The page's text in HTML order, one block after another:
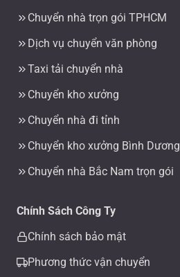
Chuyển nhà trọn gói TPHCM
Dịch vụ chuyển văn phòng
Taxi tải chuyển nhà
Chuyển kho xưởng
Chuyển nhà đi tỉnh
Chuyển kho xưởng Bình Dương
Chuyển nhà Bắc Nam trọn gói
Chính Sách Công Ty
Chính sách bảo mật
Phương thức vận chuyển